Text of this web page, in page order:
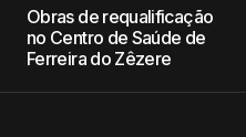
Obras de requalificação
no Centro de Saúde de
Ferreira do Zêzere